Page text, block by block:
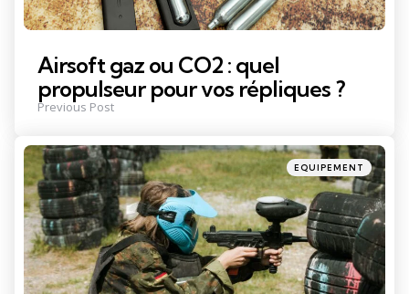
Airsoft gaz ou CO2 : quel
propulseur pour vos répliques ?
Previous Post
Posted
in
EQUIPEMENT